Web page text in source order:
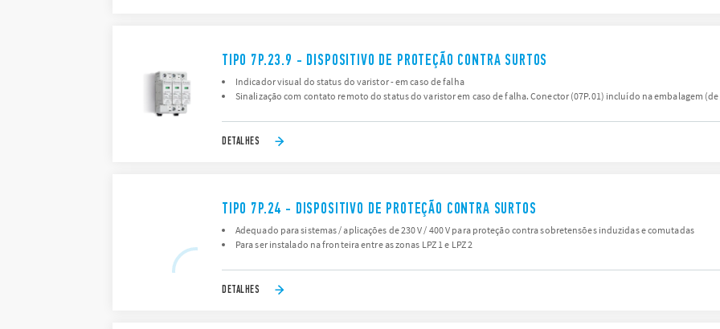
TIPO 7P.23.9 - DISPOSITIVO DE PROTEÇÃO CONTRA SURTOS
Indicador visual do status do varistor - em caso de falha
Sinalização com contato remoto do status do varistor em caso de falha. Conector (07P.01) incluído na embalagem
DETALHES
TIPO 7P.24 - DISPOSITIVO DE PROTEÇÃO CONTRA SURTOS
Adequado para sistemas / aplicações de 230 V / 400 V para proteção contra sobretensões induzidas e comutadas
Para ser instalado na fronteira entre as zonas LPZ 1 e LPZ 2
DETALHES